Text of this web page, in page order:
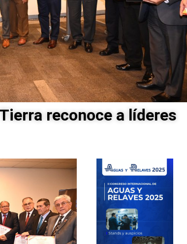
reconoce a líderes